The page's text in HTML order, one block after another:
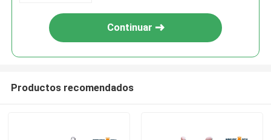
Continuar
Productos recomendados